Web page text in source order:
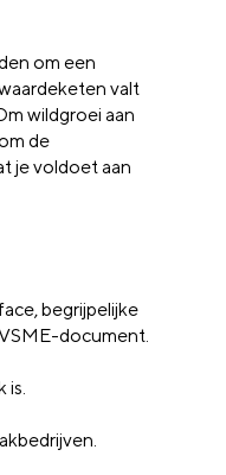
om een
valt
wildgroei aan
de
je voldoet aan
begrijpelijke
document.
is.